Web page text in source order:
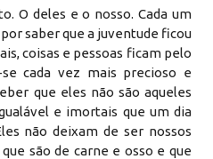
O deles e o nosso. Cada um
saber que a juventude ficou
coisas e pessoas ficam pelo
cada vez mais precioso e
que eles não são aqueles
e imortais que um dia
não deixam de ser nossos
são de carne e osso e que